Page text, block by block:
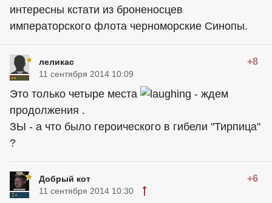
интересны кстати из броненосцев
императорского флота черноморские Синопы.
леликас +8
11 сентября 2014 10:09
Это только четыре места
- ждем
продолжения .
ЗЫ - а что было героического в гибели "Тирпица"
?
Добрый кот +6
11 сентября 2014 10:30